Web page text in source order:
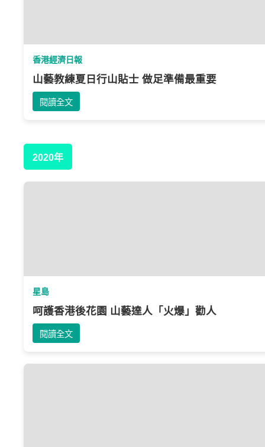
香港經濟日報
山藝教練夏日行山貼士 做足準備最重要
閱讀全文
2020年
星島
呵護香港後花園 山藝達人「火爆」勸人
閱讀全文